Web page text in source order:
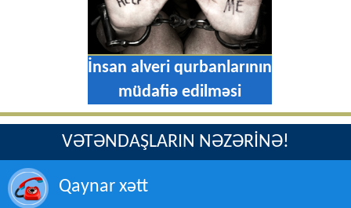
İnsan alveri qurbanlarının
müdafiə edilməsi
VƏTƏNDAŞLARIN NƏZƏRİNƏ!
Qaynar xətt